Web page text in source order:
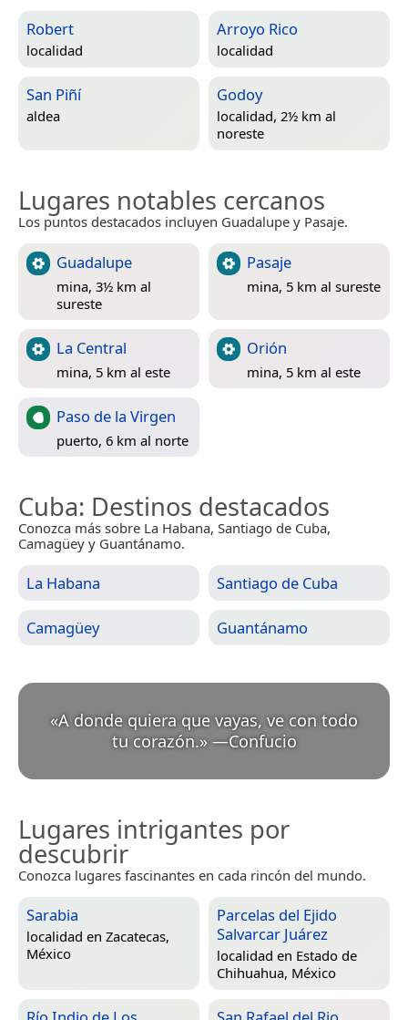
Robert
localidad
Arroyo Rico
localidad
San Piñí
aldea
Godoy
localidad, 2½ km al
noreste
Lugares notables cercanos
Los puntos destacados incluyen Guadalupe y Pasaje.
Guadalupe
mina, 3½ km al
sureste
Pasaje
mina, 5 km al sureste
La Central
mina, 5 km al este
Orión
mina, 5 km al este
Paso de la Virgen
puerto, 6 km al norte
Cuba: Destinos destacados
Conozca más sobre La Habana, Santiago de Cuba,
Camagüey y Guantánamo.
La Habana Santiago de Cuba
Camagüey Guantánamo
«A donde quiera que vayas, ve con todo
tu corazón.» —Confucio
Lugares intrigantes por
descubrir
Conozca lugares fascinantes en cada rincón del mundo.
Sarabia
localidad en Zacatecas,
México
Parcelas del Ejido
Salvarcar Juárez
localidad en Estado de
Chihuahua, México